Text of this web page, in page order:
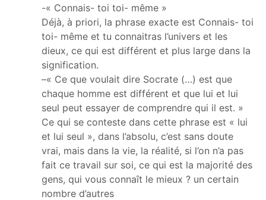
-« Connais- toi toi- même »
Déjà, à priori, la phrase exacte est Connais- toi
toi- même et tu connaitras l’univers et les
dieux, ce qui est différent et plus large dans la
signification.
–« Ce que voulait dire Socrate (…) est que
chaque homme est différent et que lui et lui
seul peut essayer de comprendre qui il est. »
Ce qui se conteste dans cette phrase est « lui
et lui seul », dans l’absolu, c’est sans doute
vrai, mais dans la vie, la réalité, si l’on n’a pas
fait ce travail sur soi, ce qui est la majorité des
gens, qui vous connaît le mieux ? un certain
nombre d’autres